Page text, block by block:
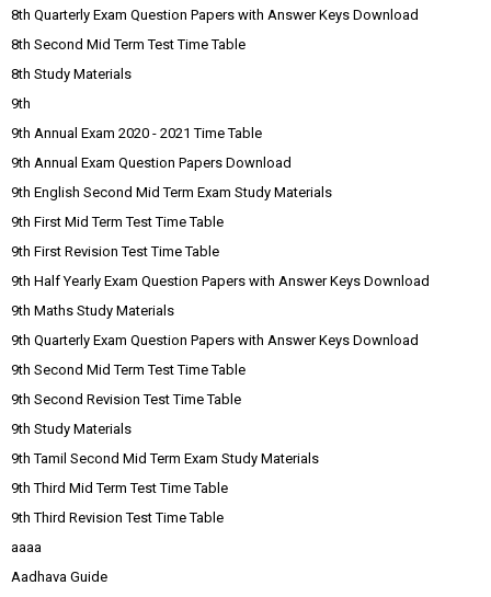
8th Quarterly Exam Question Papers with Answer Keys Download
8th Second Mid Term Test Time Table
8th Study Materials
9th
9th Annual Exam 2020 - 2021 Time Table
9th Annual Exam Question Papers Download
9th English Second Mid Term Exam Study Materials
9th First Mid Term Test Time Table
9th First Revision Test Time Table
9th Half Yearly Exam Question Papers with Answer Keys Download
9th Maths Study Materials
9th Quarterly Exam Question Papers with Answer Keys Download
9th Second Mid Term Test Time Table
9th Second Revision Test Time Table
9th Study Materials
9th Tamil Second Mid Term Exam Study Materials
9th Third Mid Term Test Time Table
9th Third Revision Test Time Table
aaaa
Aadhava Guide